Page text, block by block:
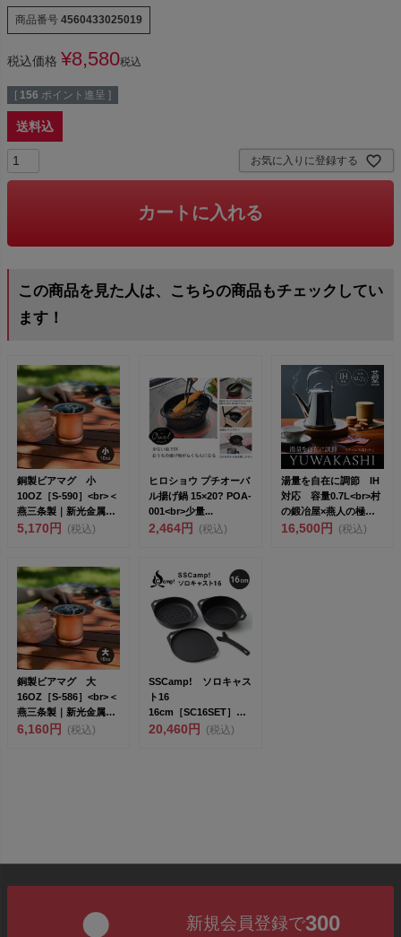
商品番号 4560433025019
税込価格 ¥8,580税込
[ 156 ポイント進呈 ]
送料込
お気に入りに登録する
カートに入れる
この商品を見た人は、こちらの商品もチェックしてい
ます！
銅製ビアマグ 小
10OZ［S-590］<br>＜
燕三条製｜新光金属株
式...
5,170円 (税込)
ヒロショウ プチオーバ
ル揚げ鍋 15×20? POA-
001<br>少量...
2,464円 (税込)
湯量を自在に調節 IH
対応 容量0.7L<br>村
の鍛冶屋×燕人の極
K...
16,500円 (税込)
銅製ビアマグ 大
16OZ［S-586］<br>＜
燕三条製｜新光金属株
式...
6,160円 (税込)
SSCamp! ソロキャス
ト16
16cm［SC16SET］
<br>鋳物...
20,460円 (税込)
新規会員登録で300